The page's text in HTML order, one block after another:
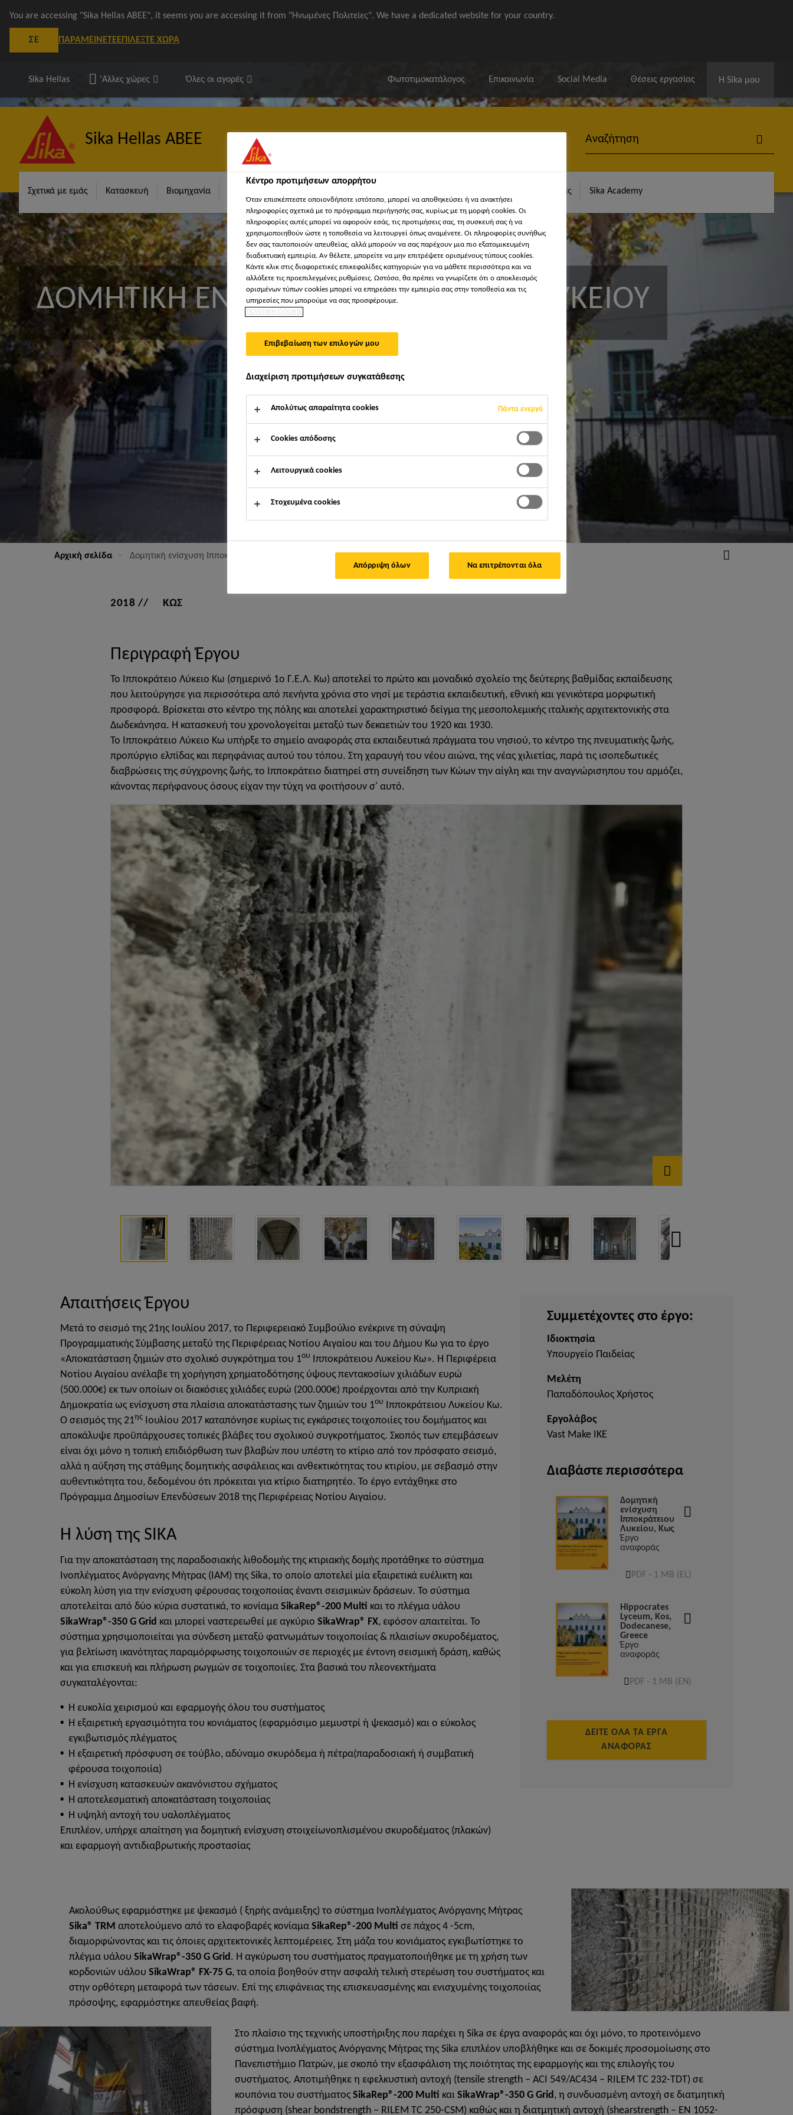
You are accessing "Sika Hellas ΑΒΕΕ", it seems you are accessing it from "Ηνωμένες Πολιτείες". We have a dedicated website for your country.
ΣΕ ΠΑΡΑΜΕΊΝΕΤΕΕΠΙΛΈΞΤΕ ΧΏΡΑ
Sika Hellas 'Αλλες χώρες Όλες οι αγορές Φωτοτιμοκατάλογος Επικοινωνία Social Media Θέσεις εργασίας Η Sika μου
Sika Hellas ΑΒΕΕ
Σχετικά με εμάς Κατασκευή Βιομηχανία 'Εργα Αναφοράς Sika Academy
ΔΟΜΗΤΙΚΉ ΕΝΊΣΧΥΣΗ ΙΠΠΟΚΡΆΤΕΙΟΥ ΛΥΚΕΊΟΥ
Αρχική σελίδα Δομητική ενίσχυση Ιπποκράτειου Λυκείου
2018 ΚΩΣ
Περιγραφή Έργου
Το Ιπποκράτειο Λύκειο Κω (σημερινό 1ο Γ.Ε.Λ. Κω) αποτελεί το πρώτο και μοναδικό σχολείο της δεύτερης βαθμίδας εκπαίδευσης
που λειτούργησε για περισσότερα από πενήντα χρόνια στο νησί με τεράστια εκπαιδευτική, εθνική και γενικότερα μορφωτική
προσφορά. Βρίσκεται στο κέντρο της πόλης και αποτελεί χαρακτηριστικό δείγμα της μεσοπολεμικής ιταλικής αρχιτεκτονικής στα
Δωδεκάνησα. Η κατασκευή του χρονολογείται μεταξύ των δεκαετιών του 1920 και 1930.
Το Ιπποκράτειο Λύκειο Κω υπήρξε το σημείο αναφοράς στα εκπαιδευτικά πράγματα του νησιού, το κέντρο της πνευματικής ζωής,
προπύργιο ελπίδας και περηφάνιας αυτού του τόπου. Στη χαραυγή του νέου αιώνα, της νέας χιλιετίας, παρά τις ισοπεδωτικές
διαβρώσεις της σύγχρονης ζωής, το Ιπποκράτειο διατηρεί στη συνείδηση των Κώων την αίγλη και την αναγνώρισηπου του αρμόζει,
κάνοντας περήφανους όσους είχαν την τύχη να φοιτήσουν σ' αυτό.
Απαιτήσεις Έργου
Μετά το σεισμό της 21ης Ιουλίου 2017, το Περιφερειακό Συμβούλιο ενέκρινε τη σύναψη
Προγραμματικής Σύμβασης μεταξύ της Περιφέρειας Νοτίου Αιγαίου και του Δήμου Κω για το έργο
«Αποκατάσταση ζημιών στο σχολικό συγκρότημα του 1ου Ιπποκράτειου Λυκείου Κω». Η Περιφέρεια
Νοτίου Αιγαίου ανέλαβε τη χορήγηση χρηματοδότησης ύψους πεντακοσίων χιλιάδων ευρώ
(500.000€) εκ των οποίων οι διακόσιες χιλιάδες ευρώ (200.000€) προέρχονται από την Κυπριακή
Δημοκρατία ως ενίσχυση στα πλαίσια αποκατάστασης των ζημιών του 1ου Ιπποκράτειου Λυκείου Κω.
Ο σεισμός της 21ης Ιουλίου 2017 καταπόνησε κυρίως τις εγκάρσιες τοιχοποιίες του δομήματος και
αποκάλυψε προϋπάρχουσες τοπικές βλάβες του σχολικού συγκροτήματος. Σκοπός των επεμβάσεων
είναι όχι μόνο η τοπική επιδιόρθωση των βλαβών που υπέστη το κτίριο από τον πρόσφατο σεισμό,
αλλά η αύξηση της στάθμης δομητικής ασφάλειας και ανθεκτικότητας του κτιρίου, με σεβασμό στην
αυθεντικότητα του, δεδομένου ότι πρόκειται για κτίριο διατηρητέο. Το έργο εντάχθηκε στο
Πρόγραμμα Δημοσίων Επενδύσεων 2018 της Περιφέρειας Νοτίου Αιγαίου.
Η λύση της SIKA
Για την αποκατάσταση της παραδοσιακής λιθοδομής της κτιριακής δομής προτάθηκε το σύστημα
Ινοπλέγματος Ανόργανης Μήτρας (ΙΑΜ) της Sika, το οποίο αποτελεί μία εξαιρετικά ευέλικτη και
εύκολη λύση για την ενίσχυση φέρουσας τοιχοποιίας έναντι σεισμικών δράσεων. Το σύστημα
αποτελείται από δύο κύρια συστατικά, το κονίαμα SikaRep®-200 Multi και το πλέγμα υάλου
SikaWrap®-350 G Grid και μπορεί ναστερεωθεί με αγκύριο SikaWrap® FX, εφόσον απαιτείται. To
σύστημα χρησιμοποιείται για σύνδεση μεταξύ φατνωμάτων τοιχοποιίας & πλαισίων σκυροδέματος,
για βελτίωση ικανότητας παραμόρφωσης τοιχοποιιών σε περιοχές με έντονη σεισμική δράση, καθώς
και για επισκευή και πλήρωση ρωγμών σε τοιχοποιίες. Στα βασικά του πλεονεκτήματα
συγκαταλέγονται:
Η ευκολία χειρισμού και εφαρμογής όλου του συστήματος
Η εξαιρετική εργασιμότητα του κονιάματος (εφαρμόσιμο μεμυστρί ή ψεκασμό) και ο εύκολος
εγκιβωτισμός πλέγματος
Η εξαιρετική πρόσφυση σε τούβλο, αδύναμο σκυρόδεμα ή πέτρα(παραδοσιακή ή συμβατική
φέρουσα τοιχοποιία)
Η ενίσχυση κατασκευών ακανόνιστου σχήματος
Η αποτελεσματική αποκατάσταση τοιχοποιίας
Η υψηλή αντοχή του υαλοπλέγματος
Επιπλέον, υπήρχε απαίτηση για δομητική ενίσχυση στοιχείωνοπλισμένου σκυροδέματος (πλακών)
και εφαρμογή αντιδιαβρωτικής προστασίας
Συμμετέχοντες στο έργο:
Ιδιοκτησία
Υπουργείο Παιδείας
Μελέτη
Παπαδόπουλος Χρήστος
Εργολάβος
Vast Make IKE
Διαβάστε περισσότερα
Δομητική
ενίσχυση
Ιπποκράτειου
Λυκείου, Κως
Έργο
αναφοράς
PDF - 1 MB (EL)
Hippocrates
Lyceum, Kos,
Dodecanese,
Greece
Έργο
αναφοράς
PDF - 1 MB (EN)
ΔΕΊΤΕ ΌΛΑ ΤΑ ΈΡΓΑ
ΑΝΑΦΟΡΆΣ
Ακολούθως εφαρμόστηκε με ψεκασμό ( ξηρής ανάμειξης) το σύστημα Ινοπλέγματος Ανόργανης Μήτρας
Sika® TRM αποτελούμενο από το ελαφοβαρές κονίαμα SikaRep®-200 Multi σε πάχος 4 -5cm,
διαμορφώνοντας και τις όποιες αρχιτεκτονικές λεπτομέρειες. Στη μάζα του κονιάματος εγκιβωτίστηκε το
πλέγμα υάλου SikaWrap®-350 G Grid . Η αγκύρωση του συστήματος πραγματοποιήθηκε με τη χρήση των
κορδονιών υάλου SikaWrap® FX-75 G, τα οποία βοηθούν στην ασφαλή τελική στερέωση του συστήματος και
στην ορθότερη μεταφορά των τάσεων. Επί της επιφάνειας της επισκευασμένης και ενισχυμένης τοιχοποιίας
πρόσοψης, εφαρμόστηκε απευθείας βαφή.
Στο πλαίσιο της τεχνικής υποστήριξης που παρέχει η Sika σε έργα αναφοράς και όχι μόνο, το προτεινόμενο
σύστημα Ινοπλέγματος Ανόργανης Μήτρας της Sika επιπλέον υποβλήθηκε και σε δοκιμές προσομοίωσης στο
Πανεπιστήμιο Πατρών, με σκοπό την εξασφάλιση της ποιότητας της εφαρμογής και της επιλογής του
συστήματος. Αποτιμήθηκε η εφελκυστική αντοχή (tensile strength – ACI 549/AC434 – RILEM TC 232-TDT) σε
κουπόνια του συστήματος SikaRep®-200 Multi και SikaWrap®-350 G Grid , η συνδυασμένη αντοχή σε διατμητική
πρόσφυση (shear bondstrength – RILEM TC 250-CSM) καθώς και η διατμητική αντοχή (shearstrength – EN 1052-
Κέντρο προτιμήσεων απορρήτου
Όταν επισκέπτεστε οποιονδήποτε ιστότοπο, μπορεί να αποθηκεύσει ή να ανακτήσει
πληροφορίες σχετικά με το πρόγραμμα περιήγησής σας, κυρίως με τη μορφή cookies. Οι
πληροφορίες αυτές μπορεί να αφορούν εσάς, τις προτιμήσεις σας, τη συσκευή σας ή να
χρησιμοποιηθούν ώστε η τοποθεσία να λειτουργεί όπως αναμένετε. Οι πληροφορίες συνήθως
δεν σας ταυτοποιούν απευθείας, αλλά μπορούν να σας παρέχουν μια πιο εξατομικευμένη
διαδικτυακή εμπειρία. Αν θέλετε, μπορείτε να μην επιτρέψετε ορισμένους τύπους cookies.
Κάντε κλικ στις διαφορετικές επικεφαλίδες κατηγοριών για να μάθετε περισσότερα και να
αλλάξετε τις προεπιλεγμένες ρυθμίσεις. Ωστόσο, θα πρέπει να γνωρίζετε ότι ο αποκλεισμός
ορισμένων τύπων cookies μπορεί να επηρεάσει την εμπειρία σας στην τοποθεσία και τις
υπηρεσίες που μπορούμε να σας προσφέρουμε.
ΠΟΛΙΤΙΚΗ COOKIE
Επιβεβαίωση των επιλογών μου
Διαχείριση προτιμήσεων συγκατάθεσης
Απολύτως απαραίτητα cookies Πάντα ενεργό
Cookies απόδοσης
Λειτουργικά cookies
Στοχευμένα cookies
Απόρριψη όλων Να επιτρέπονται όλα